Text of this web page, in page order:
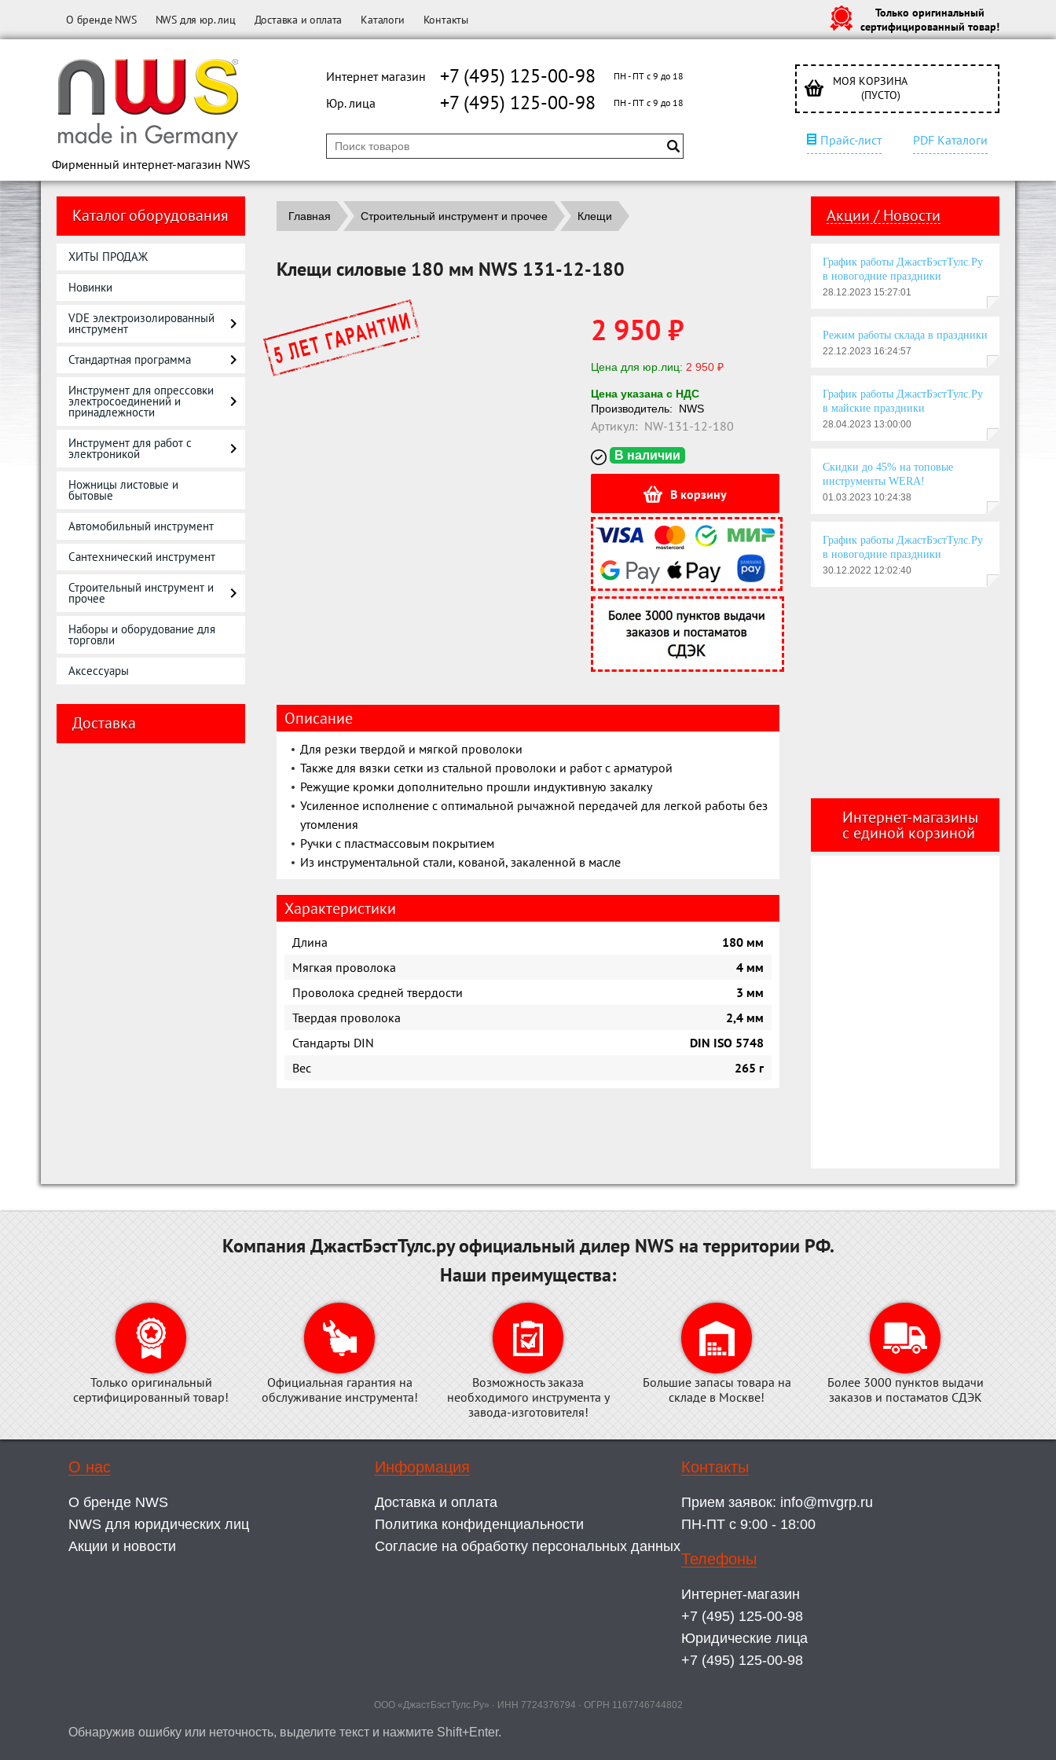
О бренде NWS NWS для юр. лиц Доставка и оплата Каталоги Контакты
Только оригинальный
сертифицированный товар!
Фирменный интернет-магазин NWS
Интернет магазин +7 (495) 125-00-98 ПН - ПТ с 9 до 18
Юр. лица +7 (495) 125-00-98 ПН - ПТ с 9 до 18
МОЯ КОРЗИНА
(ПУСТО)
Прайс-лист PDF Каталоги
Каталог оборудования
ХИТЫ ПРОДАЖ
Новинки
VDE электроизолированный
инструмент
Стандартная программа
Инструмент для опрессовки
электросоединений и
принадлежности
Инструмент для работ с
электроникой
Ножницы листовые и
бытовые
Автомобильный инструмент
Сантехнический инструмент
Строительный инструмент и
прочее
Наборы и оборудование для
торговли
Аксессуары
Доставка
Главная Строительный инструмент и прочее Клещи
Клещи силовые 180 мм NWS 131-12-180
2 950 ₽
Цена для юр.лиц: 2 950 ₽
Цена указана с НДС
Производитель:
NWS
Артикул: NW-131-12-180
В наличии
В корзину
Описание
Для резки твердой и мягкой проволоки
Также для вязки сетки из стальной проволоки и работ с арматурой
Режущие кромки дополнительно прошли индуктивную закалку
Усиленное исполнение с оптимальной рычажной передачей для легкой работы без
утомления
Ручки с пластмассовым покрытием
Из инструментальной стали, кованой, закаленной в масле
Характеристики
Длина
180 мм
Мягкая проволока
4 мм
Проволока средней твердости
3 мм
Твердая проволока
2,4 мм
Стандарты DIN
DIN ISO 5748
Вес
265 г
Акции / Новости
График работы ДжастБэстТулс.Ру
в новогодние праздники
28.12.2023 15:27:01
Режим работы склада в праздники
22.12.2023 16:24:57
График работы ДжастБэстТулс.Ру
в майские праздники
28.04.2023 13:00:00
Скидки до 45% на топовые
инструменты WERA!
01.03.2023 10:24:38
График работы ДжастБэстТулс.Ру
в новогодние праздники
30.12.2022 12:02:40
Интернет-магазины
с единой корзиной
Компания ДжастБэстТулс.ру официальный дилер NWS на территории РФ.
Наши преимущества:
Только оригинальный
сертифицированный товар!
Официальная гарантия на
обслуживание инструмента!
Возможность заказа
необходимого инструмента у
завода-изготовителя!
Большие запасы товара на
складе в Москве!
Более 3000 пунктов выдачи
заказов и постаматов СДЭК
О нас
О бренде NWS
NWS для юридических лиц
Акции и новости
Информация
Доставка и оплата
Политика конфиденциальности
Согласие на обработку персональных данных
Контакты
Прием заявок: info@mvgrp.ru
ПН-ПТ с 9:00 - 18:00
Телефоны
Интернет-магазин
+7 (495) 125-00-98
Юридические лица
+7 (495) 125-00-98
ООО «ДжастБэстТулс.Ру» · ИНН 7724376794 · ОГРН 1167746744802
Обнаружив ошибку или неточность, выделите текст и нажмите Shift+Enter.